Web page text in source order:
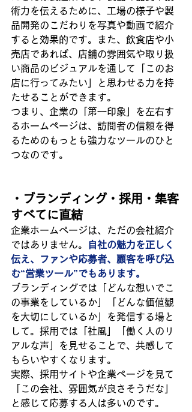
術力を伝えるために、工場の様子や製
品開発のこだわりを写真や動画で紹介
すると効果的です。また、飲食店や小
売店であれば、店舗の雰囲気や取り扱
い商品のビジュアルを通して「このお
店に行ってみたい」と思わせる力を持
たせることができます。
つまり、企業の「第一印象」を左右す
るホームページは、訪問者の信頼を得
るためのもっとも強力なツールのひと
つなのです。
・ブランディング・採用・集客
すべてに直結
企業ホームページは、ただの会社紹介
ではありません。
自社の魅力を正しく
伝え、ファンや応募者、顧客を呼び込
む“営業ツール”でもあります。
ブランディングでは「どんな想いでこ
の事業をしているか」「どんな価値観
を大切にしているか」を発信する場と
して。採用では「社風」「働く人のリ
アルな声」を見せることで、共感して
もらいやすくなります。
実際、採用サイトや企業ページを見て
「この会社、雰囲気が良さそうだな」
と感じて応募する人は多いのです。